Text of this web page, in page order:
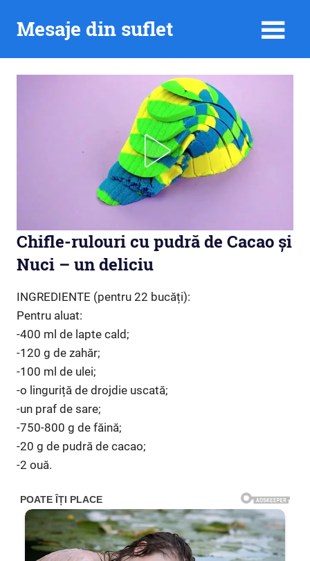
Mesaje din suflet
Chifle-rulouri cu pudră de Cacao și
Nuci – un deliciu
INGREDIENTE (pentru 22 bucăți):
Pentru aluat:
-400 ml de lapte cald;
-120 g de zahăr;
-100 ml de ulei;
-o linguriță de drojdie uscată;
-un praf de sare;
-750-800 g de făină;
-20 g de pudră de cacao;
-2 ouă.